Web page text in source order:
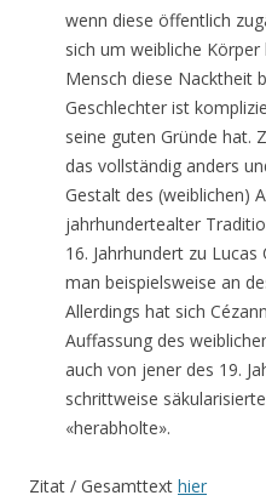
wenn diese öffentlich
sich um weibliche
Mensch diese Nacktheit
Geschlechter ist
seine guten Gründe hat.
das vollständig anders
Gestalt des (weiblichen)
jahrhundertealter
16. Jahrhundert zu
man beispielsweise an
Allerdings hat sich
Auffassung des
auch von jener des 19.
schrittweise
«herabholte».
Zitat / Gesamttext hier